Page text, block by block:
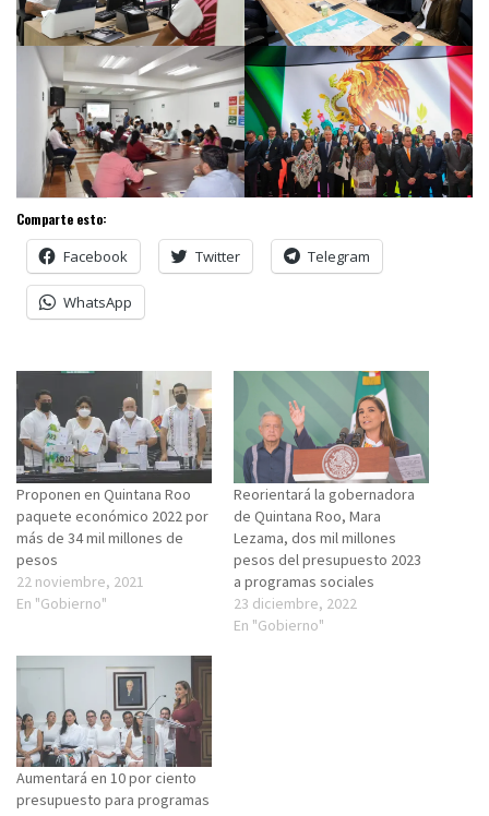
Comparte esto:
Facebook Twitter Telegram
WhatsApp
Proponen en Quintana Roo
paquete económico 2022 por
más de 34 mil millones de
pesos
22 noviembre, 2021
En "Gobierno"
Reorientará la gobernadora
de Quintana Roo, Mara
Lezama, dos mil millones
pesos del presupuesto 2023
a programas sociales
23 diciembre, 2022
En "Gobierno"
Aumentará en 10 por ciento
presupuesto para programas